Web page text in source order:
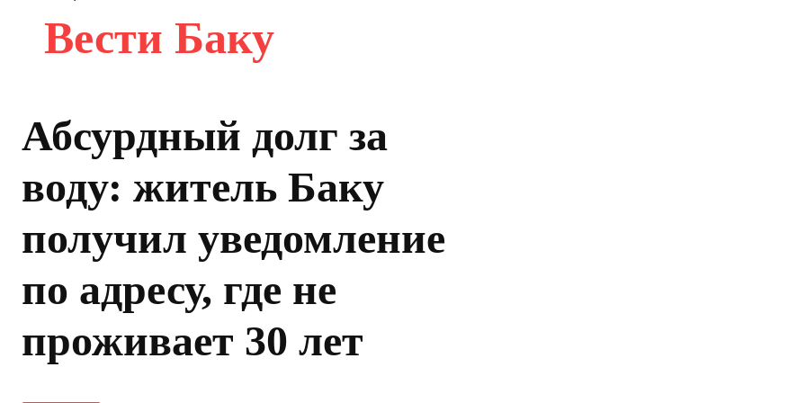
Вести Баку
Абсурдный долг за
воду: житель Баку
получил уведомление
по адресу, где не
проживает 30 лет